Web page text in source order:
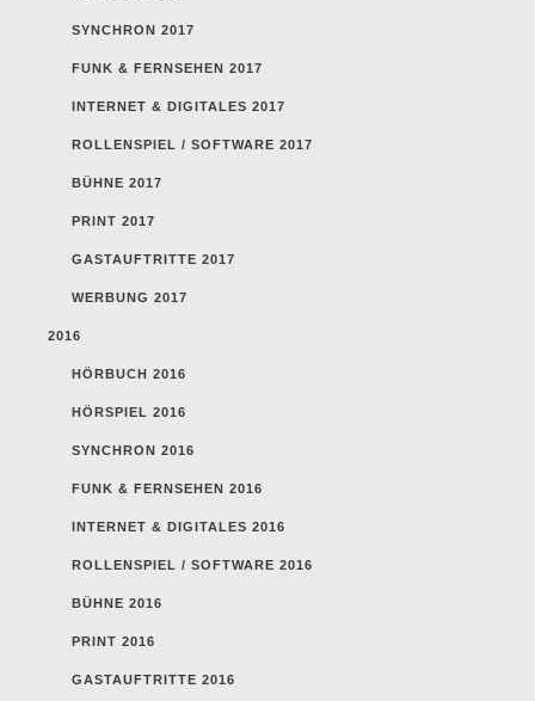
SYNCHRON 2017
FUNK & FERNSEHEN 2017
INTERNET & DIGITALES 2017
ROLLENSPIEL / SOFTWARE 2017
BÜHNE 2017
PRINT 2017
GASTAUFTRITTE 2017
WERBUNG 2017
2016
HÖRBUCH 2016
HÖRSPIEL 2016
SYNCHRON 2016
FUNK & FERNSEHEN 2016
INTERNET & DIGITALES 2016
ROLLENSPIEL / SOFTWARE 2016
BÜHNE 2016
PRINT 2016
GASTAUFTRITTE 2016